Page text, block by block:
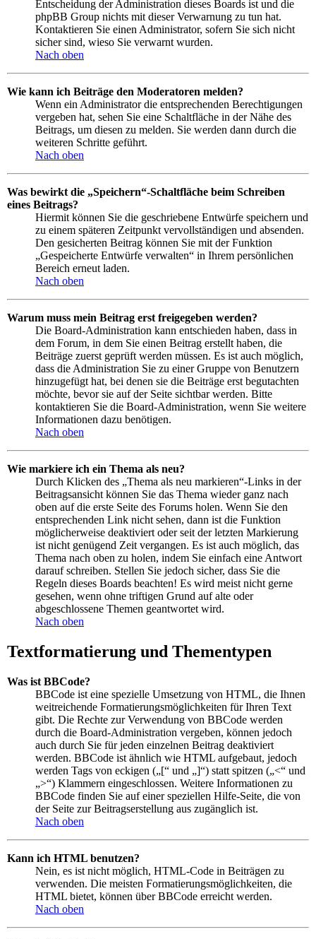
Entscheidung der Administration dieses Boards ist und die
phpBB Group nichts mit dieser Verwarnung zu tun hat.
Kontaktieren Sie einen Administrator, sofern Sie sich nicht
sicher sind, wieso Sie verwarnt wurden.
Nach oben
Wie kann ich Beiträge den Moderatoren melden?
Wenn ein Administrator die entsprechenden Berechtigungen
vergeben hat, sehen Sie eine Schaltfläche in der Nähe des
Beitrags, um diesen zu melden. Sie werden dann durch die
weiteren Schritte geführt.
Nach oben
Was bewirkt die „Speichern“-Schaltfläche beim Schreiben
eines Beitrags?
Hiermit können Sie die geschriebene Entwürfe speichern und
zu einem späteren Zeitpunkt vervollständigen und absenden.
Den gesicherten Beitrag können Sie mit der Funktion
„Gespeicherte Entwürfe verwalten“ in Ihrem persönlichen
Bereich erneut laden.
Nach oben
Warum muss mein Beitrag erst freigegeben werden?
Die Board-Administration kann entschieden haben, dass in
dem Forum, in dem Sie einen Beitrag erstellt haben, die
Beiträge zuerst geprüft werden müssen. Es ist auch möglich,
dass die Administration Sie zu einer Gruppe von Benutzern
hinzugefügt hat, bei denen sie die Beiträge erst begutachten
möchte, bevor sie auf der Seite sichtbar werden. Bitte
kontaktieren Sie die Board-Administration, wenn Sie weitere
Informationen dazu benötigen.
Nach oben
Wie markiere ich ein Thema als neu?
Durch Klicken des „Thema als neu markieren“-Links in der
Beitragsansicht können Sie das Thema wieder ganz nach
oben auf die erste Seite des Forums holen. Wenn Sie den
entsprechenden Link nicht sehen, dann ist die Funktion
möglicherweise deaktiviert oder seit der letzten Markierung
ist nicht genügend Zeit vergangen. Es ist auch möglich, das
Thema nach oben zu holen, indem Sie einfach eine Antwort
darauf schreiben. Stellen Sie jedoch sicher, dass Sie die
Regeln dieses Boards beachten! Es wird meist nicht gerne
gesehen, wenn ohne triftigen Grund auf alte oder
abgeschlossene Themen geantwortet wird.
Nach oben
Textformatierung und Thementypen
Was ist BBCode?
BBCode ist eine spezielle Umsetzung von HTML, die Ihnen
weitreichende Formatierungsmöglichkeiten für Ihren Text
gibt. Die Rechte zur Verwendung von BBCode werden
durch die Board-Administration vergeben, können jedoch
auch durch Sie für jeden einzelnen Beitrag deaktiviert
werden. BBCode ist ähnlich wie HTML aufgebaut, jedoch
werden Tags von eckigen („[“ und „]“) statt spitzen („<“ und
„>“) Klammern eingeschlossen. Weitere Informationen zu
BBCode finden Sie auf einer speziellen Hilfe-Seite, die von
der Seite zur Beitragserstellung aus zugänglich ist.
Nach oben
Kann ich HTML benutzen?
Nein, es ist nicht möglich, HTML-Code in Beiträgen zu
verwenden. Die meisten Formatierungsmöglichkeiten, die
HTML bietet, können über BBCode erreicht werden.
Nach oben